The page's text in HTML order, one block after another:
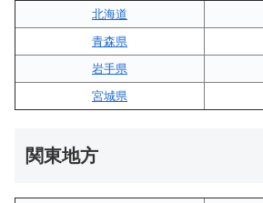
北海道
青森県
岩手県
宮城県
関東地方